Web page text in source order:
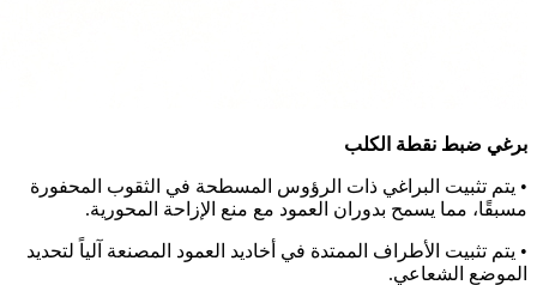
برغي ضبط نقطة الكلب
• يتم تثبيت البراغي ذات الرؤوس المسطحة في الثقوب المحفورة
مسبقًا، مما يسمح بدوران العمود مع منع الإزاحة المحورية.
• يتم تثبيت الأطراف الممتدة في أخاديد العمود المصنعة آلياً لتحديد
الموضع الشعاعي.